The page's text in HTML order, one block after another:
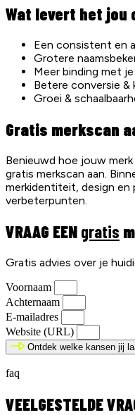
Wat levert het jou
Een consistent en
Grotere
Meer binding met
Betere conversie &
Groei &
Gratis merkscan
Benieuwd hoe jouw
gratis merkscan aan.
merkidentiteit, design en
verbeterpunten.
VRAAG EEN gratis
Gratis advies over je
Voornaam
Achternaam
E-mailadres
Website (URL)
Ontdek welke kansen jij
faq
VEELGESTELDE